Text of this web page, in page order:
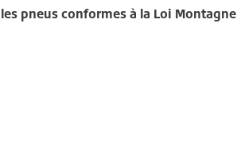
pneus conformes à la Loi Montagne